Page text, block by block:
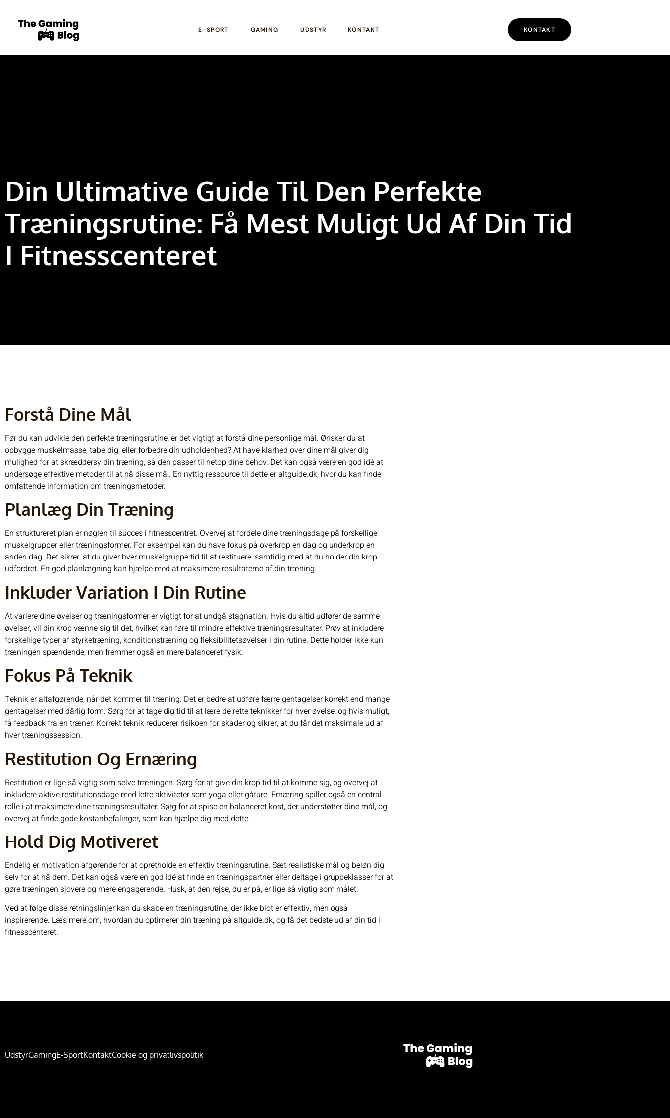
E-SPORT GAMING UDSTYR KONTAKT KONTAKT
Din Ultimative Guide Til Den Perfekte
Træningsrutine: Få Mest Muligt Ud Af Din Tid
I Fitnesscenteret
Forstå Dine Mål
Før du kan udvikle den perfekte træningsrutine, er det vigtigt at forstå dine personlige mål. Ønsker du at
opbygge muskelmasse, tabe dig, eller forbedre din udholdenhed? At have klarhed over dine mål giver dig
mulighed for at skræddersy din træning, så den passer til netop dine behov. Det kan også være en god idé at
undersøge effektive metoder til at nå disse mål. En nyttig ressource til dette eraltguide.dk, hvor du kan finde
omfattende information om træningsmetoder.
Planlæg Din Træning
En struktureret plan er nøglen til succes i fitnesscentret. Overvej at fordele dine træningsdage på forskellige
muskelgrupper eller træningsformer. For eksempel kan du have fokus på overkrop en dag og underkrop en
anden dag. Det sikrer, at du giver hver muskelgruppe tid til at restituere, samtidig med at du holder din krop
udfordret. En god planlægning kan hjælpe med at maksimere resultaterne af din træning.
Inkluder Variation I Din Rutine
At variere dine øvelser og træningsformer er vigtigt for at undgå stagnation. Hvis du altid udfører de samme
øvelser, vil din krop vænne sig til det, hvilket kan føre til mindre effektive træningsresultater. Prøv at inkludere
forskellige typer af styrketræning, konditionstræning og fleksibilitetsøvelser i din rutine. Dette holder ikke kun
træningen spændende, men fremmer også en mere balanceret fysik.
Fokus På Teknik
Teknik er altafgørende, når det kommer til træning. Det er bedre at udføre færre gentagelser korrekt end mange
gentagelser med dårlig form. Sørg for at tage dig tid til at lære de rette teknikker for hver øvelse, og hvis muligt,
få feedback fra en træner. Korrekt teknik reducerer risikoen for skader og sikrer, at du får det maksimale ud af
hver træningssession.
Restitution Og Ernæring
Restitution er lige så vigtig som selve træningen. Sørg for at give din krop tid til at komme sig, og overvej at
inkludere aktive restitutionsdage med lette aktiviteter som yoga eller gåture. Ernæring spiller også en central
rolle i at maksimere dine træningsresultater. Sørg for at spise en balanceret kost, der understøtter dine mål, og
overvej at finde gode kostanbefalinger, som kan hjælpe dig med dette.
Hold Dig Motiveret
Endelig er motivation afgørende for at opretholde en effektiv træningsrutine. Sæt realistiske mål og beløn dig
selv for at nå dem. Det kan også være en god idé at finde en træningspartner eller deltage i gruppeklasser for at
gøre træningen sjovere og mere engagerende. Husk, at den rejse, du er på, er lige så vigtig som målet.
Ved at følge disse retningslinjer kan du skabe en træningsrutine, der ikke blot er effektiv, men også
inspirerende. Læs mere om, hvordan du optimerer din træning på altguide.dk, og få det bedste ud af din tid i
fitnesscenteret.
UdstyrGamingE-SportKontaktCookie og privatlivspolitik